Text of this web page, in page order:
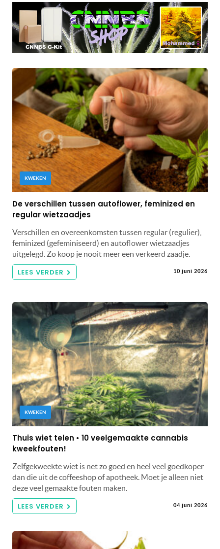
KWEKEN
De verschillen tussen autoflower, feminized en
regular wietzaadjes
Verschillen en overeenkomsten tussen regular (regulier),
feminized (gefeminiseerd) en autoflower wietzaadjes
uitgelegd. Zo koop je nooit meer een verkeerd zaadje.
LEES VERDER 10 juni 2026
KWEKEN
Thuis wiet telen • 10 veelgemaakte cannabis
kweekfouten!
Zelfgekweekte wiet is net zo goed en heel veel goedkoper
dan die uit de coffeeshop of apotheek. Moet je alleen niet
deze veel gemaakte fouten maken.
LEES VERDER 04 juni 2026